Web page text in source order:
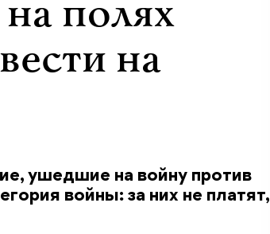
полях
на
ушедшие на войну против
войны: за них не платят,